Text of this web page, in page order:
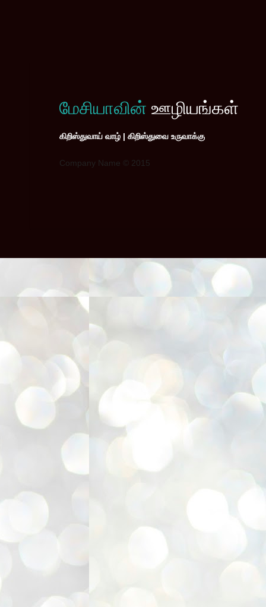
மேசியாவின் ஊழியங்கள்
கிறிஸ்துவாய் வாழ் | கிறிஸ்துவை உருவாக்கு
Company Name © 2015